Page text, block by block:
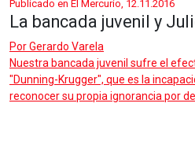
Publicado en El Mercurio, 12.11.2016
La bancada juvenil y
PorGerardo Varela
Nuestra bancada juvenil sufre el
"Dunning-Krugger", que es la
reconocer su propia ignorancia por